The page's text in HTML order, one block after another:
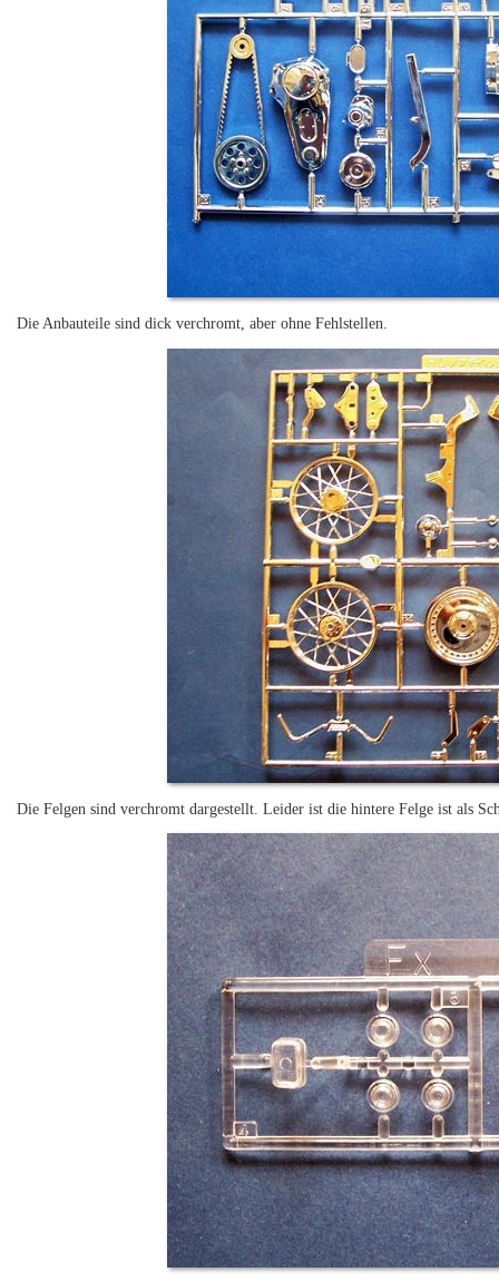
Die Anbauteile sind dick verchromt, aber ohne Fehlstellen.
Die Felgen sind verchromt dargestellt. Leider ist die hintere Felge ist als